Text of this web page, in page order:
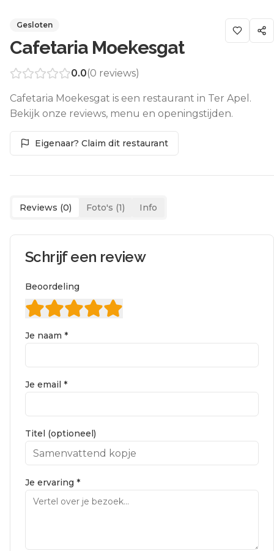
Gesloten
Cafetaria Moekesgat
0.0(0 reviews)
Cafetaria Moekesgat is een restaurant in Ter Apel.
Bekijk onze reviews, menu en openingstijden.
Eigenaar? Claim dit restaurant
Reviews (0) Foto's (1) Info
Schrijf een review
Beoordeling
Je naam *
Je email *
Titel (optioneel)
Je ervaring *